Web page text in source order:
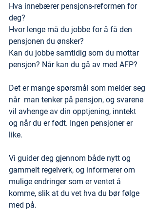
Hva innebærer pensjons-reformen for
deg?
Hvor lenge må du jobbe for å få den
pensjonen du ønsker?
Kan du jobbe samtidig som du mottar
pensjon? Når kan du gå av med AFP?
Det er mange spørsmål som melder seg
når  man tenker på pensjon, og svarene
vil avhenge av din opptjening, inntekt
og når du er født. Ingen pensjoner er
like.
Vi guider deg gjennom både nytt og
gammelt regelverk, og informerer om
mulige endringer som er ventet å
komme, slik at du vet hva du bør følge
med på.